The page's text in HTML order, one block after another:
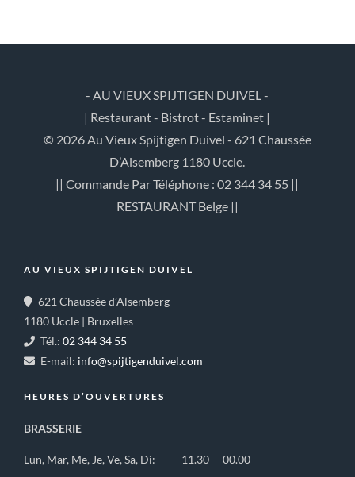
- AU VIEUX SPIJTIGEN DUIVEL -
| Restaurant - Bistrot - Estaminet |
© 2026 Au Vieux Spijtigen Duivel - 621 Chaussée
D’Alsemberg 1180 Uccle.
|| Commande Par Téléphone : 02 344 34 55 ||
RESTAURANT Belge ||
AU VIEUX SPIJTIGEN DUIVEL
621 Chaussée d’Alsemberg
1180 Uccle | Bruxelles
Tél.: 02 344 34 55
E-mail: info@spijtigenduivel.com
HEURES D’OUVERTURES
BRASSERIE
Lun, Mar, Me, Je, Ve, Sa, Di: 11.30 – 00.00